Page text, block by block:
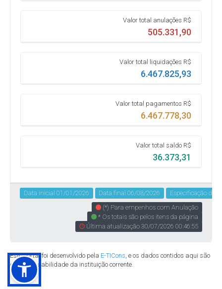
Valor total anulações R$
505.331,90
Valor total liquidações R$
6.467.825,93
Valor total pagamentos R$
6.467.778,30
Valor total saldo R$
36.373,31
Data inicial 01/01/2026 Data final 06/08/2026
Especificação da
(*) Para empenhos com Anulação
* Os totais são pelos itens da página
Última atualização 30/07/2026 00:46:55
Este portal foi desenvolvido pela E-TICons, e os dados contidos aqui são
de responsabilidade da instituição corrente.